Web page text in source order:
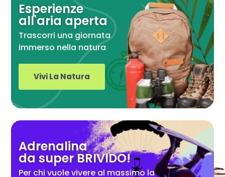
Esperienze
all'aria aperta
Trascorri una giornata
immerso nella natura
Vivi La Natura
Adrenalina
da super BRIVIDO!
Per chi vuole vivere al massimo la